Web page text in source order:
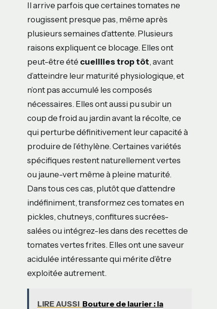
Il arrive parfois que certaines tomates ne
rougissent presque pas, même après
plusieurs semaines d’attente. Plusieurs
raisons expliquent ce blocage. Elles ont
peut-être été cueillies trop tôt, avant
d’atteindre leur maturité physiologique, et
n’ont pas accumulé les composés
nécessaires. Elles ont aussi pu subir un
coup de froid au jardin avant la récolte, ce
qui perturbe définitivement leur capacité à
produire de l’éthylène. Certaines variétés
spécifiques restent naturellement vertes
ou jaune-vert même à pleine maturité.
Dans tous ces cas, plutôt que d’attendre
indéfiniment, transformez ces tomates en
pickles, chutneys, confitures sucrées-
salées ou intégrez-les dans des recettes de
tomates vertes frites. Elles ont une saveur
acidulée intéressante qui mérite d’être
exploitée autrement.
LIRE AUSSI Bouture de laurier : la